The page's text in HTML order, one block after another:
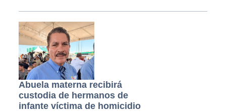
Abuela materna recibirá
custodia de hermanos de
infante víctima de homicidio